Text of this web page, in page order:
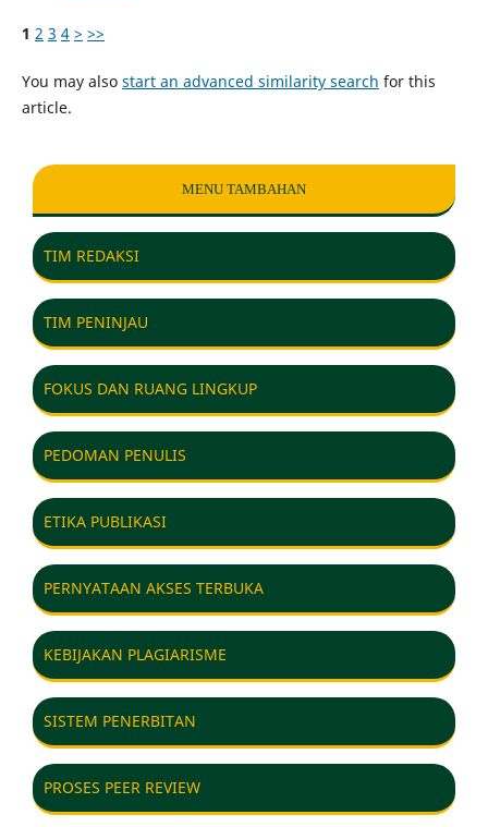
1 2 3 4 > >>
You may also start an advanced similarity search for this
article.
MENU TAMBAHAN
TIM REDAKSI
TIM PENINJAU
FOKUS DAN RUANG LINGKUP
PEDOMAN PENULIS
ETIKA PUBLIKASI
PERNYATAAN AKSES TERBUKA
KEBIJAKAN PLAGIARISME
SISTEM PENERBITAN
PROSES PEER REVIEW